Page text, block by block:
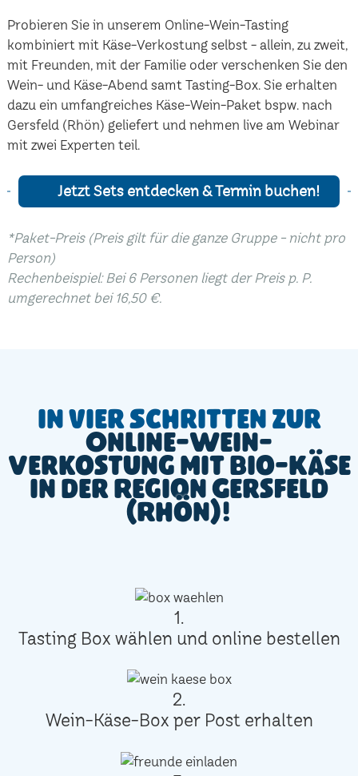
Probieren Sie in unserem Online-Wein-Tasting
kombiniert mit Käse-Verkostung selbst - allein, zu zweit,
mit Freunden, mit der Familie oder verschenken Sie den
Wein- und Käse-Abend samt Tasting-Box. Sie erhalten
dazu ein umfangreiches Käse-Wein-Paket bspw. nach
Gersfeld (Rhön) geliefert und nehmen live am Webinar
mit zwei Experten teil.
Jetzt Sets entdecken & Termin buchen!
*Paket-Preis (Preis gilt für die ganze Gruppe - nicht pro
Person)
Rechenbeispiel: Bei 6 Personen liegt der Preis p. P.
umgerechnet bei 16,50 €.
In vier Schritten zur
Online-Wein-
Verkostung mit Bio-Käse
in der Region Gersfeld
(Rhön)!
1.
Tasting Box wählen und online bestellen
2.
Wein-Käse-Box per Post erhalten